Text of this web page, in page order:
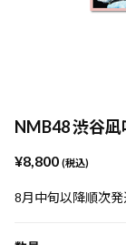
NMB48 渋谷
¥8,800 (税込)
8月中旬以降順次発